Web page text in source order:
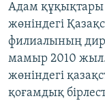
Адам құқықтары
жөніндегі
филиалының
мамыр 2010
жөніндегі
қоғамдық